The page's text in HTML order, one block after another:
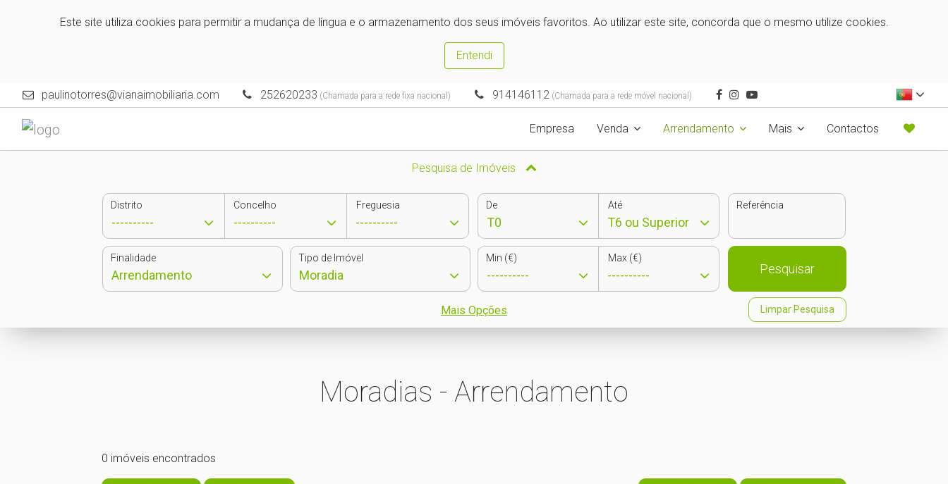
Este site utiliza cookies para permitir a mudança de língua e o armazenamento dos seus imóveis favoritos. Ao utilizar este site, concorda que o mesmo utilize cookies.
Entendi
paulinotorres@vianaimobiliaria.com 252620233 (Chamada para a rede fixa nacional) 914146112(Chamada para a rede móvel nacional)
Empresa Venda Arrendamento Mais Contactos
Pesquisa de Imóveis
Distrito Concelho Freguesia De Até Referência
Finalidade Tipo de Imóvel Min (€) Max (€)
Pesquisar
Mais Opções Limpar Pesquisa
Moradias - Arrendamento
0 imóveis encontrados